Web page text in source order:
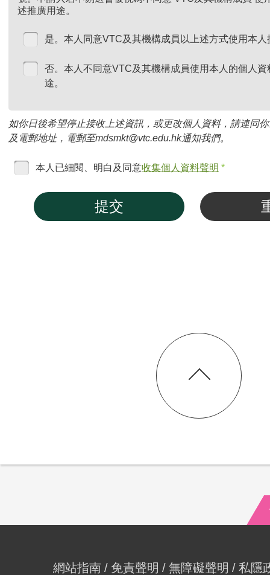
述推廣用途。
是。本人同意VTC及其機構成員以上述方式使用本
否。本人不同意VTC及其機構成員使用本人的個人
途。
如你日後希望停止接收上述資訊，或更改個人資料，請連同
及電郵地址，電郵至mdsmkt@vtc.edu.hk通知我們。
本人已細閱、明白及同意收集個人資料聲明 *
提交
網站指南 免責聲明 無障礙聲明
私隱